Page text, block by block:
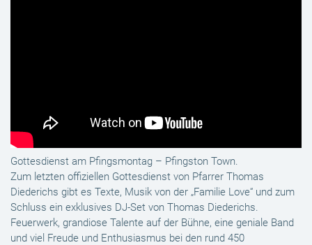
Gottesdienst am Pfingsmontag – Pfingston Town.
Zum letzten offiziellen Gottesdienst von Pfarrer Thomas
Diederichs gibt es Texte, Musik von der „Familie Love“ und zum
Schluss ein exklusives DJ-Set von Thomas Diederichs.
Feuerwerk, grandiose Talente auf der Bühne, eine geniale Band
und viel Freude und Enthusiasmus bei den rund 450